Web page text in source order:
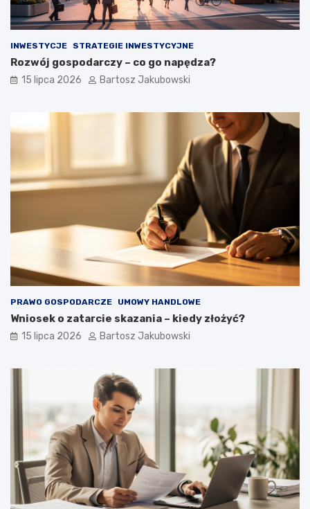
INWESTYCJE STRATEGIE INWESTYCYJNE
Rozwój gospodarczy – co go napędza?
15 lipca 2026 Bartosz Jakubowski
PRAWO GOSPODARCZE UMOWY HANDLOWE
Wniosek o zatarcie skazania – kiedy złożyć?
15 lipca 2026 Bartosz Jakubowski